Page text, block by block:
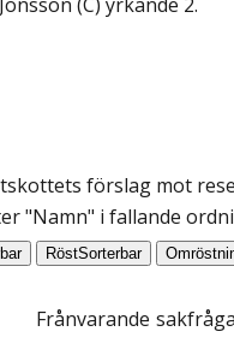
förslag mot
"Namn" i fallande
RöstSorterbar
Frånvarande